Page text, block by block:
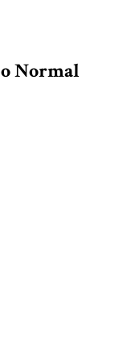
Normal